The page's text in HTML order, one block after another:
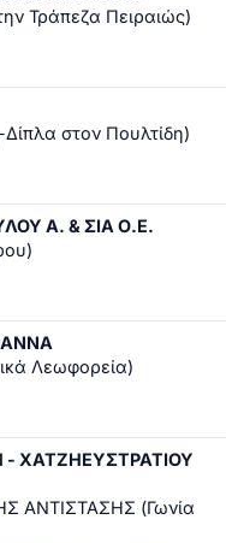
Τράπεζα Πειραιώς)
στον Πουλτίδη)
Α. & ΣΙΑ Ο.Ε.
Λεωφορεία)
ΧΑΤΖΗΕΥΣΤΡΑΤΙΟΥ
ΑΝΤΙΣΤΑΣΗΣ (Γωνία